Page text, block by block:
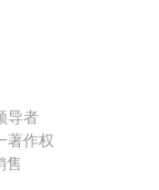
导者
著作权